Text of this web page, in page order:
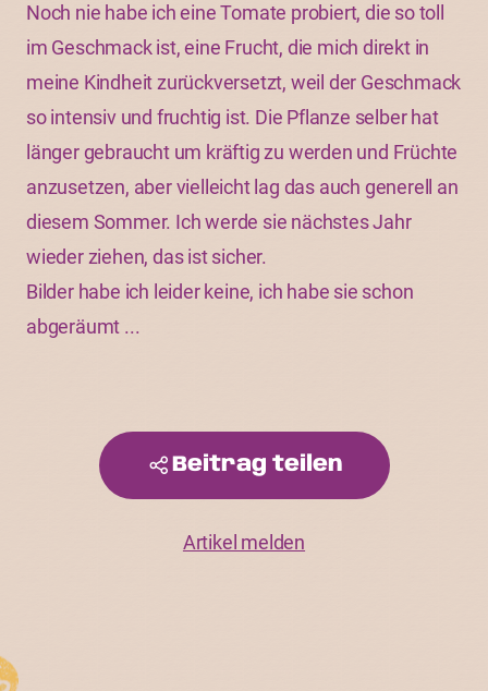
Noch nie habe ich eine Tomate probiert, die so toll
im Geschmack ist, eine Frucht, die mich direkt in
meine Kindheit zurückversetzt, weil der Geschmack
so intensiv und fruchtig ist. Die Pflanze selber hat
länger gebraucht um kräftig zu werden und Früchte
anzusetzen, aber vielleicht lag das auch generell an
diesem Sommer. Ich werde sie nächstes Jahr
wieder ziehen, das ist sicher.
Bilder habe ich leider keine, ich habe sie schon
abgeräumt ...
Beitrag teilen
Artikel melden